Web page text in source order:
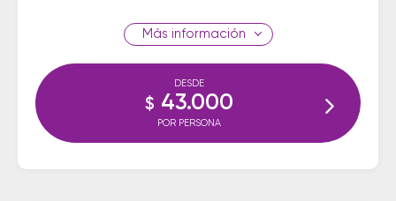
información
DESDE
$ 43.000
POR PERSONA